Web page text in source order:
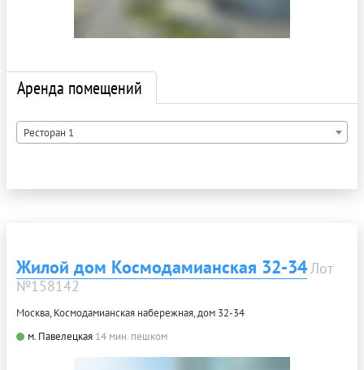
Аренда помещений
Ресторан 1
Жилой дом Космодамианская 32-34Лот
№158142
Москва, Космодамианская набережная, дом 32-34
м. Павелецкая 14 мин. пешком